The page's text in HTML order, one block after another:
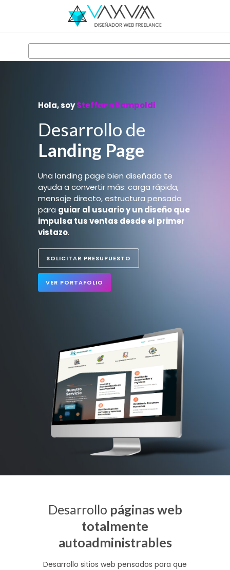
Hola, soySteffano Rampoldi
Desarrollo de
Landing Page
Una landing page bien diseñada te
ayuda a convertir más: carga rápida,
mensaje directo, estructura pensada
para guiar al usuario y un diseño que
impulsa tus ventas desde el primer
vistazo.
SOLICITAR PRESUPUESTO
VER PORTAFOLIO
Desarrollo páginas web
totalmente
autoadministrables
Desarrollo sitios web pensados para que